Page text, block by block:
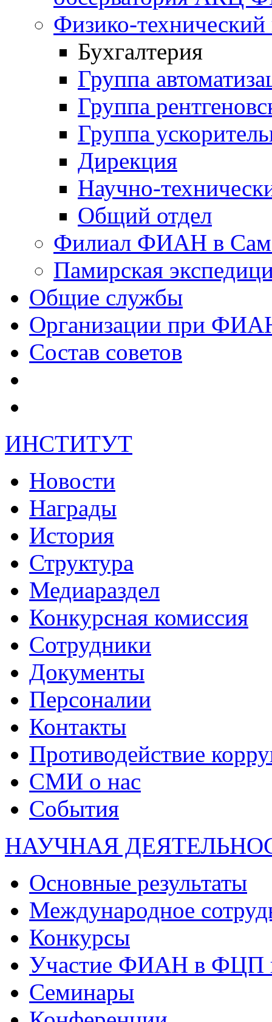
Физико-
Бухгалтерия
Группа
Группа
Группа
Дирекция
Научно-
Общий отдел
Филиал ФИАН в
Памирская
Общие службы
Организации при
Состав советов
ИНСТИТУТ
Новости
Награды
История
Структура
Медиараздел
Конкурсная комиссия
Сотрудники
Документы
Персоналии
Контакты
Противодействие
СМИ о нас
События
НАУЧНАЯ
Основные результаты
Международное
Конкурсы
Участие ФИАН в ФЦП
Семинары